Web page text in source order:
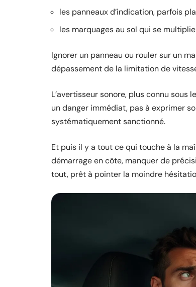
les panneaux d’indication, parfois
les marquages au sol qui se
Ignorer un panneau ou rouler sur un
dépassement de la limitation de
L’avertisseur sonore, plus connu sous
un danger immédiat, pas à exprimer
systématiquement sanctionné.
Et puis il y a tout ce qui touche à la
démarrage en côte, manquer de
tout, prêt à pointer la moindre